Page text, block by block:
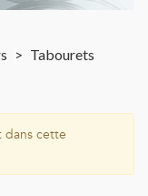
> Tabourets
dans cette